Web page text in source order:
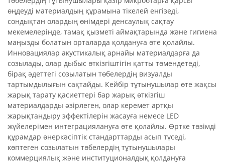
өңдеуді материалдың құрамына тікелей енгізеді,
сондықтан олардың өнімдері денсаулық сақтау
мекемелерінде, тамақ қызметі аймақтарында және гигиена
маңызды болатын орталарда қолдануға өте қолайлы.
Инновациялар акустикалық арнайы материалдарға да
созылады, олар дыбыс өткізгіштігін қатты төмендетеді,
бірақ әдеттегі созылатын төбелердің визуалды
тартымдылығын сақтайды. Кейбір тұтынушылар өте жақсы
жарық тарату қасиеттері бар жарық өткізгіш
материалдарды әзірлеген, олар керемет артқы
жарықтандыру эффектілерін жасауға немесе LED
жүйелерімен интеграциялануға өте қолайлы. Өртке төзімді
құрамдар өнеркәсіптік стандарттарды асып түседі,
көптеген созылатын төбелердің тұтынушылары
коммерциялық және институционалдық қолдануға